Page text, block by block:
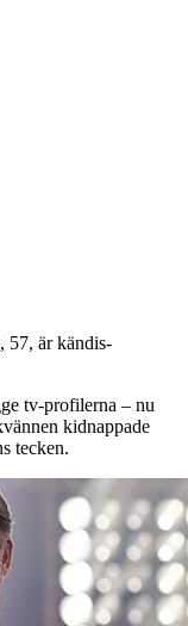
57, är kändis-
tv-profilerna – nu
kidnappade
tecken.